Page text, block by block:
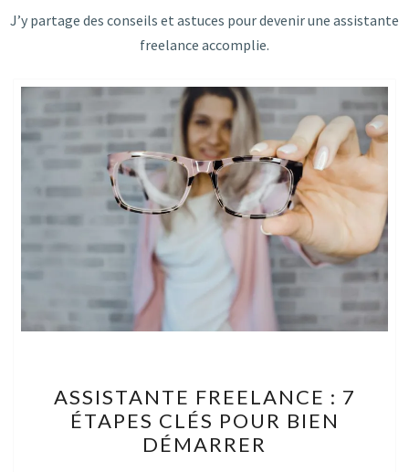
J’y partage des conseils et astuces pour devenir une assistante
freelance accomplie.
FREELANCE
:
7
ASSISTANTE FREELANCE : 7
ÉTAPES CLÉS POUR BIEN
DÉMARRER